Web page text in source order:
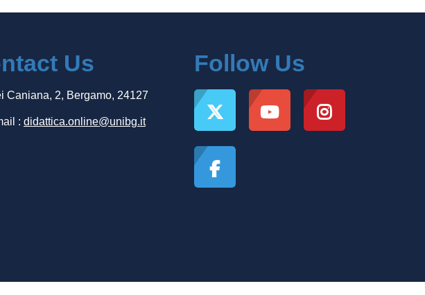
Us
Caniana, 2, Bergamo, 24127
: didattica.online@unibg.it
Follow Us